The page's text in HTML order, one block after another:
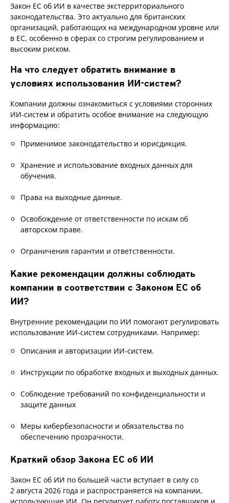
Закон ЕС об ИИ в качестве экстерриториального
законодательства. Это актуально для британских
организаций, работающих на международном уровне или
в ЕС, особенно в сферах со строгим регулированием и
высоким риском.
На что следует обратить внимание в
условиях использования ИИ-систем?
Компании должны ознакомиться с условиями сторонних
ИИ-систем и обратить особое внимание на следующую
информацию:
Применимое законодательство и юрисдикция.
Хранение и использование входных данных для
обучения.
Права на выходные данные.
Освобождение от ответственности по искам об
авторском праве.
Ограничения гарантии и ответственности.
Какие рекомендации должны соблюдать
компании в соответствии с Законом ЕС об
ИИ?
Внутренние рекомендации по ИИ помогают регулировать
использование ИИ-систем сотрудниками. Например:
Описания и авторизации ИИ-систем.
Инструкции по обработке входных и выходных данных.
Соблюдение требований по конфиденциальности и
защите данных
Меры кибербезопасности и обязательства по
обеспечению прозрачности.
Краткий обзор Закона ЕС об ИИ
Закон ЕС об ИИ по большей части вступает в силу со
2 августа 2026 года и распространяется на компании,